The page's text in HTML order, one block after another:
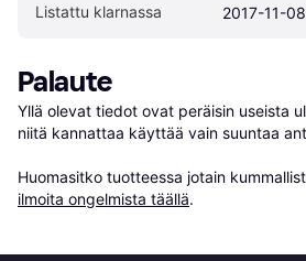
Listattu klarnassa 2017-11-08
Palaute
Yllä olevat tiedot ovat peräisin useista
niitä kannattaa käyttää vain suuntaa
Huomasitko tuotteessa jotain
ilmoita ongelmista täällä.